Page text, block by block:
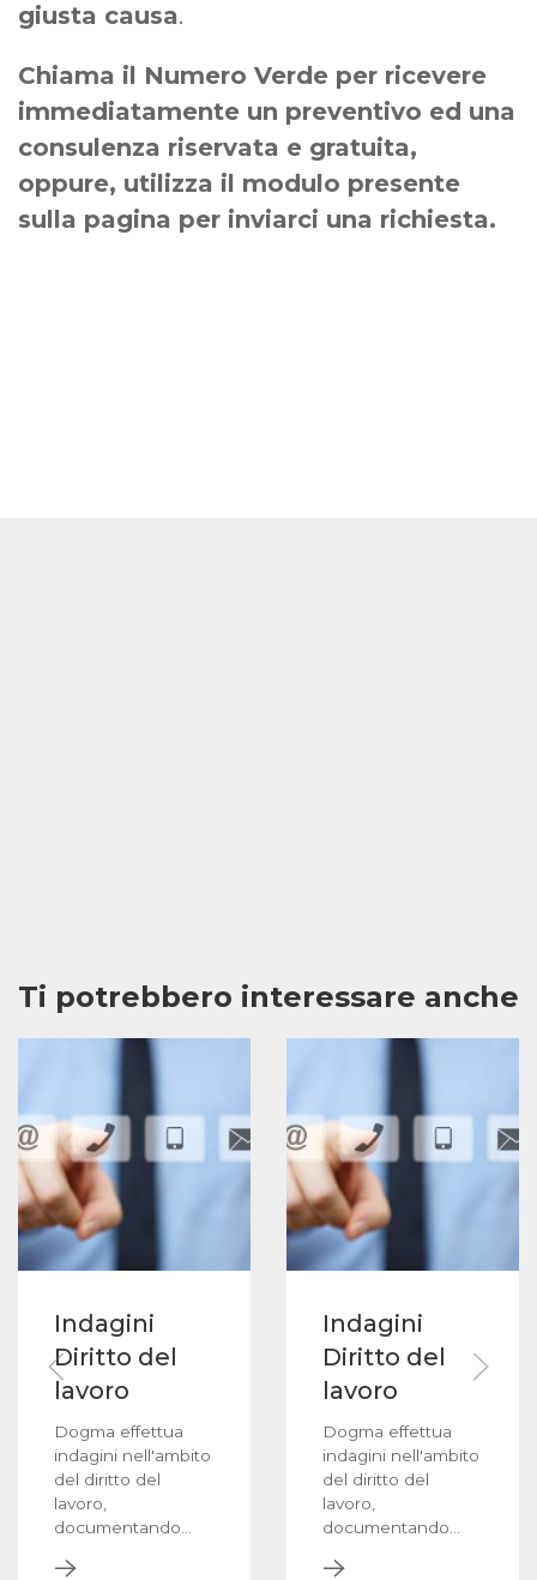
giusta causa.
Chiama il Numero Verde per ricevere
immediatamente un preventivo ed una
consulenza riservata e gratuita,
oppure, utilizza il modulo presente
sulla pagina per inviarci una richiesta.
Ti potrebbero interessare anche
Indagini
Diritto del
lavoro
Dogma effettua
indagini nell'ambito
del diritto del
lavoro,
documentando
sussistenza di
Indagini
Diritto del
lavoro
Dogma effettua
indagini nell'ambito
del diritto del
lavoro,
documentando
sussistenza di